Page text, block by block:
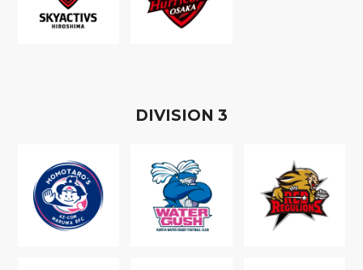
DIVISION 3